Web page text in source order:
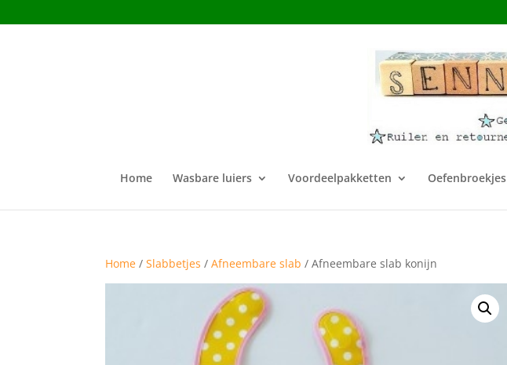
Home Wasbare luiers Voordeelpakketten Oefenbroekjes
Home /Slabbetjes /Afneembare slab / Afneembare slab konijn